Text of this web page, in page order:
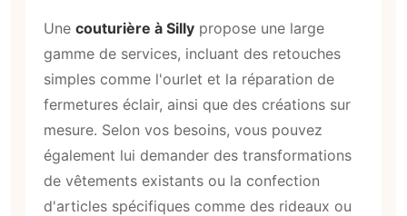
Une couturière à Silly propose une large
gamme de services, incluant des retouches
simples comme l'ourlet et la réparation de
fermetures éclair, ainsi que des créations sur
mesure. Selon vos besoins, vous pouvez
également lui demander des transformations
de vêtements existants ou la confection
d'articles spécifiques comme des rideaux ou